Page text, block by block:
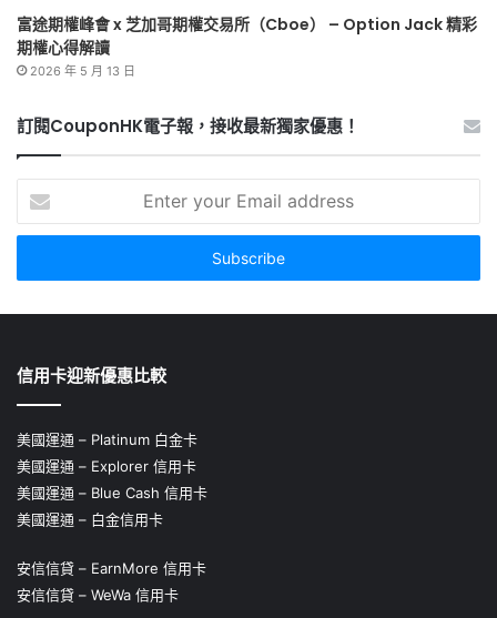
富途期權峰會 x 芝加哥期權交易所（Cboe） – Option Jack 精彩
期權心得解讀
2026 年 5 月 13 日
訂閱CouponHK電子報，接收最新獨家優惠！
your
Email
信用卡迎新優惠比較
美國運通 – Platinum 白金卡
美國運通 – Explorer 信用卡
美國運通 – Blue Cash 信用卡
美國運通 – 白金信用卡
安信信貸 – EarnMore 信用卡
安信信貸 – WeWa 信用卡